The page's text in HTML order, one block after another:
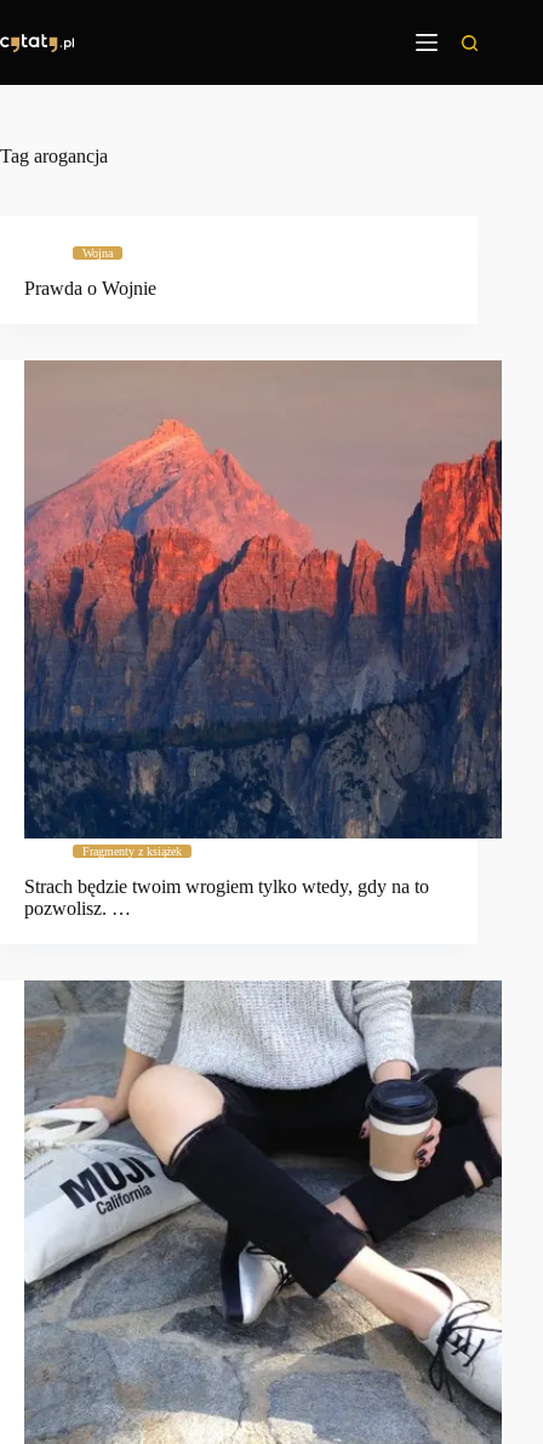
treści
Tag arogancja
Wojna
Prawda o Wojnie
Fragmenty z książek
Strach będzie twoim wrogiem tylko wtedy, gdy na to
pozwolisz. …